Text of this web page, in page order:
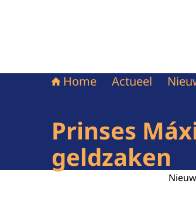
Home Actueel
Prinses
geldzaken